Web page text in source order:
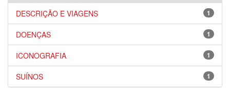
1
DESCRIÇÃO E VIAGENS
1
DOENÇAS
1
ICONOGRAFIA
1
SUÍNOS